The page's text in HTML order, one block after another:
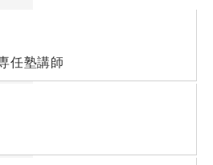
生続けたい」という想いが芽生
ずは一歩踏み出して、新たな道
しておく必要はありません。
会のいずれかを選択いただき専
っていただきます。得意分野、
に教えていきます。
任塾講師